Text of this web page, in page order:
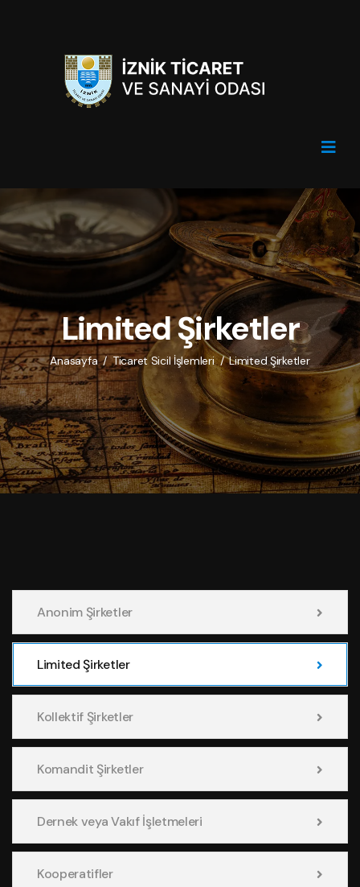
Limited Şirketler
Anasayfa / Ticaret Sicil İşlemleri / Limited Şirketler
Anonim Şirketler
Limited Şirketler
Kollektif Şirketler
Komandit Şirketler
Dernek veya Vakıf İşletmeleri
Kooperatifler